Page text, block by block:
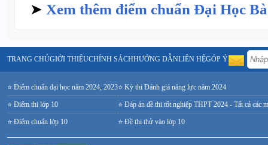
➤ Xem thêm điểm chuẩn Đại Học
TRANG CHỦGIỚI THIỆUCHÍNH SÁCHHƯỚNG DẪNLIÊN HỆGÓP Ý
⭐ Điểm chuẩn đại học năm 2024, 2023
⭐ Điểm thi lớp 10
⭐ Điểm chuẩn lớp 10
⭐ Kỳ thi Đánh giá năng lực năm 2024
⭐ Đáp án đề thi tốt nghiệp THPT 2024 - Tất cả các
⭐ Đề thi thử vào lớp 10